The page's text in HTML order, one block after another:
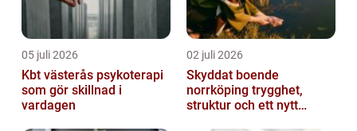
05 juli 2026
Kbt västerås psykoterapi
som gör skillnad i
vardagen
02 juli 2026
Skyddat boende
norrköping trygghet,
struktur och ett nytt